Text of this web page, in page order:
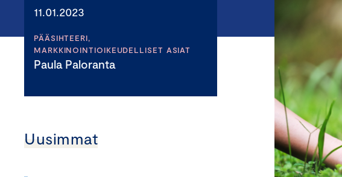
11.01.2023
PÄÄSIHTEERI,
MARKKINOINTIOIKEUDELLISET ASIAT
Paula Paloranta
Uusimmat